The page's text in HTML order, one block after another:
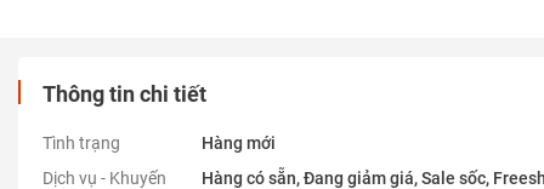
Thông tin chi tiết
Tình trạng
Hàng mới
Dịch vụ - Khuyến
Hàng có sẵn, Đang giảm giá, Sale sốc,